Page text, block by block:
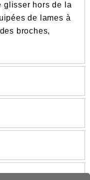
glisser hors de la
de lames à
broches,